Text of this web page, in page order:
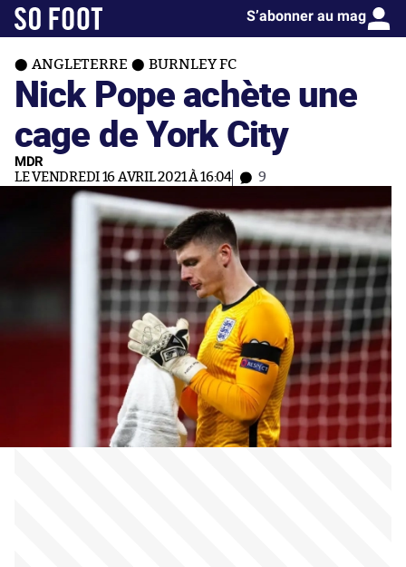
S’abonner au mag
ANGLETERRE BURNLEY FC
Nick Pope achète une
cage de York City
MDR
LE VENDREDI 16 AVRIL 2021 À 16:04 9